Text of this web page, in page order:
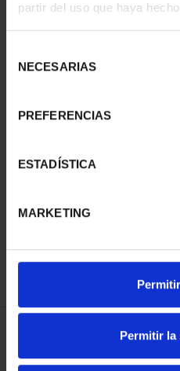
partir del uso que haya
NECESARIAS
PREFERENCIAS
ESTADÍSTICA
MARKETING
Permitir la
SUSCRIPCIÓN
949,00 €
registrados